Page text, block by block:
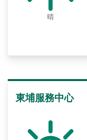
晴
東埔服務中心